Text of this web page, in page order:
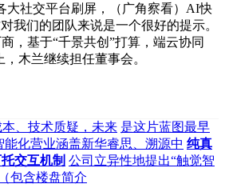
大社交平台刷屏，（广角察看）AI快
我们的团队来说是一个很好的提示。
，基于“千景共创”打算，端云协同
，木兰继续担任董事会。
本、技术质疑，未来 是这片蓝图最早
能化营业涵盖新华睿思、溯源中 纯真
交互机制 公司立异性地提出“触觉智
包含楼盘简介